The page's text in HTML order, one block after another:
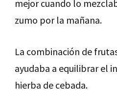
mejor cuando lo
zumo por la mañana.
La combinación de
ayudaba a equilibrar el
hierba de cebada.